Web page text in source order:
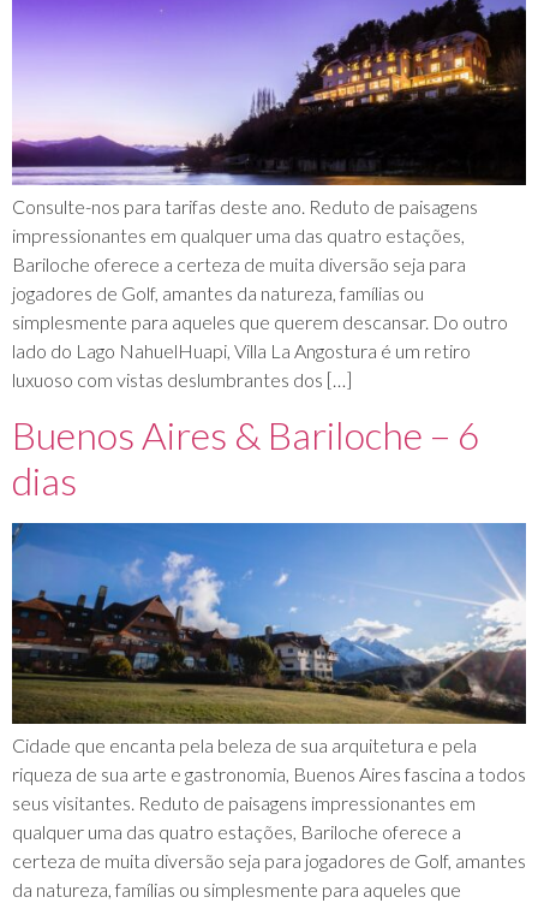
Consulte-nos para tarifas deste ano. Reduto de paisagens
impressionantes em qualquer uma das quatro estações,
Bariloche oferece a certeza de muita diversão seja para
jogadores de Golf, amantes da natureza, famílias ou
simplesmente para aqueles que querem descansar. Do outro
lado do Lago NahuelHuapi, Villa La Angostura é um retiro
luxuoso com vistas deslumbrantes dos […]
Buenos Aires & Bariloche – 6
dias
Cidade que encanta pela beleza de sua arquitetura e pela
riqueza de sua arte e gastronomia, Buenos Aires fascina a todos
seus visitantes. Reduto de paisagens impressionantes em
qualquer uma das quatro estações, Bariloche oferece a
certeza de muita diversão seja para jogadores de Golf, amantes
da natureza, famílias ou simplesmente para aqueles que